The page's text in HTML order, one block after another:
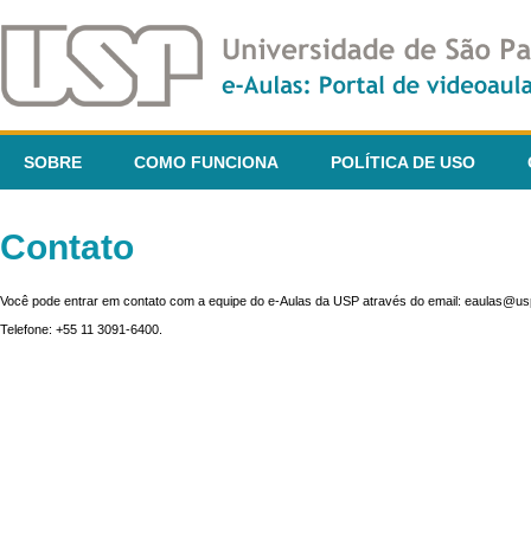
SOBRE COMO FUNCIONA POLÍTICA DE USO
Contato
Você pode entrar em contato com a equipe do e-Aulas da USP através do email:
Telefone: +55 11 3091-6400.